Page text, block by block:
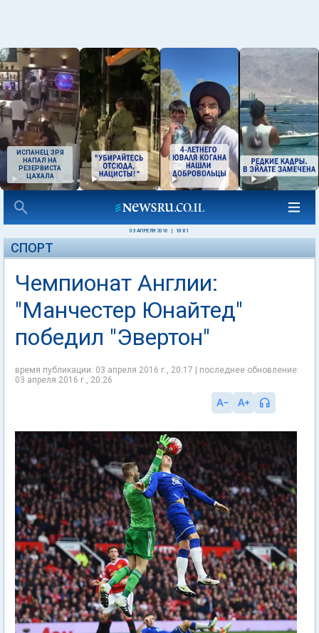
ИСПАНЕЦ ЗРЯ
НАПАЛ НА
РЕЗЕРВИСТА
ЦАХАЛА
03 АПРЕЛЯ 2016 10:01
СПОРТ
Чемпионат Англии:
"Манчестер Юнайтед"
победил "Эвертон"
время публикации: 03 апреля 2016 г., 20:17 | последнее обновление:
03 апреля 2016 г., 20:26